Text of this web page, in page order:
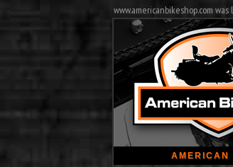
www.americanbikeshop.com
AMERICAN